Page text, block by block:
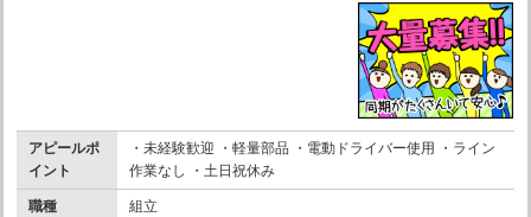
アピールポ
イント
・未経験歓迎 ・軽量部品 ・電動ドライバー使用 ・ライン
作業なし ・土日祝休み
職種 組立